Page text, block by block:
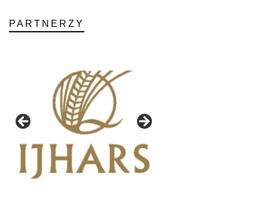
PARTNERZY